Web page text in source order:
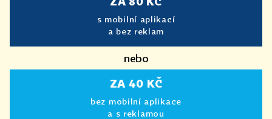
s mobilní aplikací
a bez reklam
nebo
ZA 40 KČ
bez mobilní aplikace
a s reklamou